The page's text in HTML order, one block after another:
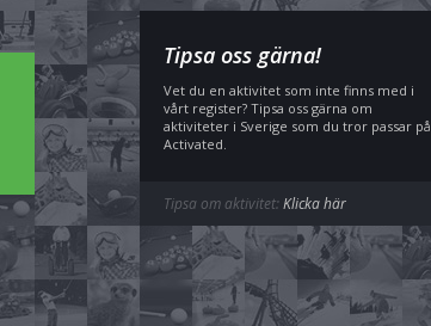
Tipsa oss gärna!
Vet du en aktivitet som inte finns med i
vårt register? Tipsa oss gärna om
aktiviteter i Sverige som du tror passar på
Activated.
Tipsa om aktivitet:Klicka här